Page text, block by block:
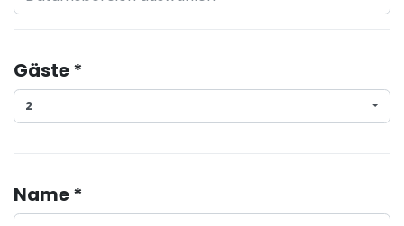
Gäste *
2
Name *